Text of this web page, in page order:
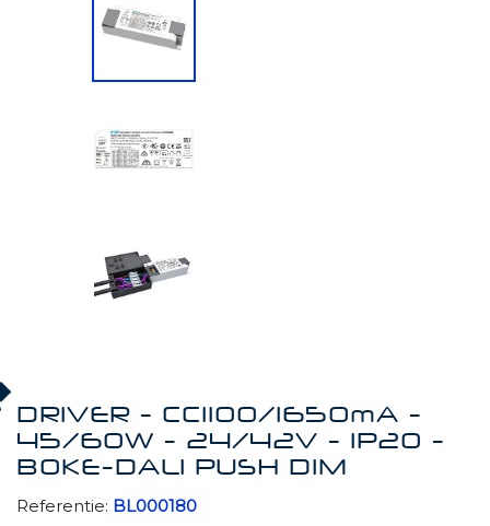
DRIVER - CC1100/1650mA -
45/60W - 24/42V - IP20 -
BOKE-DALI PUSH DIM
Referentie: BL000180